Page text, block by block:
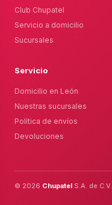
Club Chupatel
Servicio a domicilio
Sucursales
Servicio
Domicilio en León
Nuestras sucursales
Política de envíos
Devoluciones
© 2026 Chupatel S.A. de C.V.